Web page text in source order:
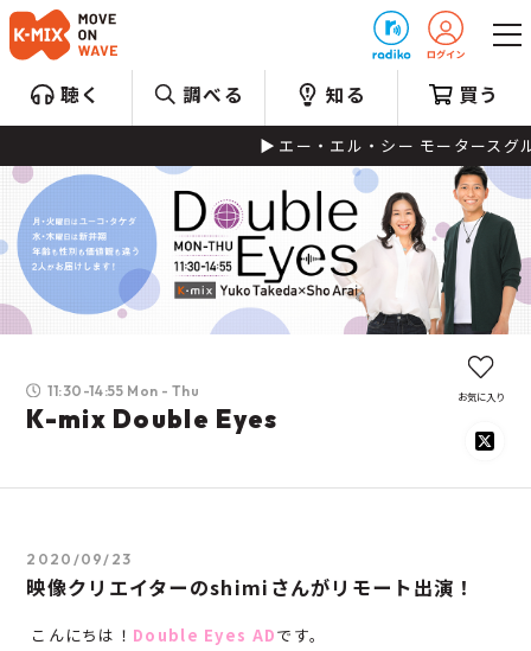
聴く 調べる 知る 買う
エー・エル・シー モータースグループ
11:30-14:55 Mon - Thu
K-mix Double Eyes
お気に入り
2020/09/23
映像クリエイターのshimiさんがリモート出演！
こんにちは！ Double Eyes ADです。